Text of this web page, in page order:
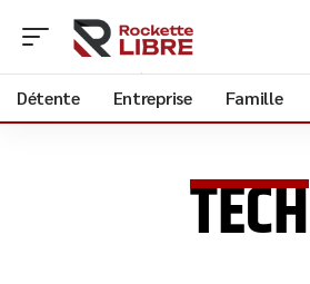
Détente Entreprise Famille
TECH